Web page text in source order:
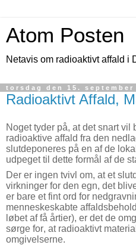
Atom Posten
Netavis om radioaktivt affald i
torsdag den 15. september
Radioaktivt Affald,
Noget tyder på, at det snart vil
radioaktive affald fra den
slutdeponeres på en af de
udpeget til dette formål af de
Der er ingen tvivl om, at et
virkninger for den egn, det
er bare et fint ord for
menneskeskabte
løbet af få årtier), er det de
sørge for, at radioaktivt
omgivelserne.